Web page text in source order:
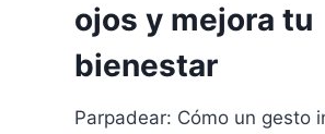
ojos y mejora tu
bienestar
Parpadear: Cómo un gesto